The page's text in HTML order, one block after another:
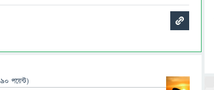
পয়েন্ট)